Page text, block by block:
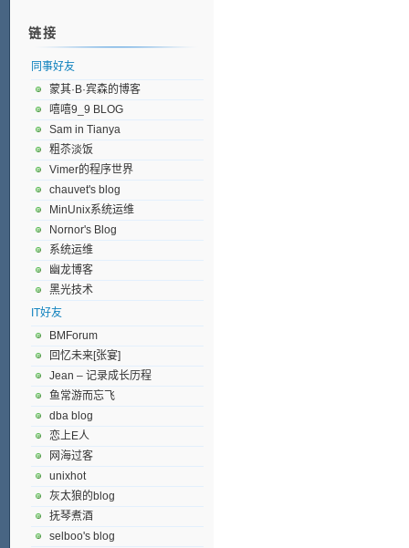
链接
同事好友
蒙其·B·宾森的博客
嘻嘻9_9 BLOG
Sam in Tianya
粗苶淡饭
Vimer的程序世界
chauvet's blog
MinUnix系统运维
Nornor's Blog
系统运维
幽龙博客
黑光技术
IT好友
BMForum
回忆未来[张宴]
Jean – 记录成长历程
鱼常游而忘飞
dba blog
恋上E人
网海过客
unixhot
灰太狼的blog
抚琴煮酒
selboo's blog